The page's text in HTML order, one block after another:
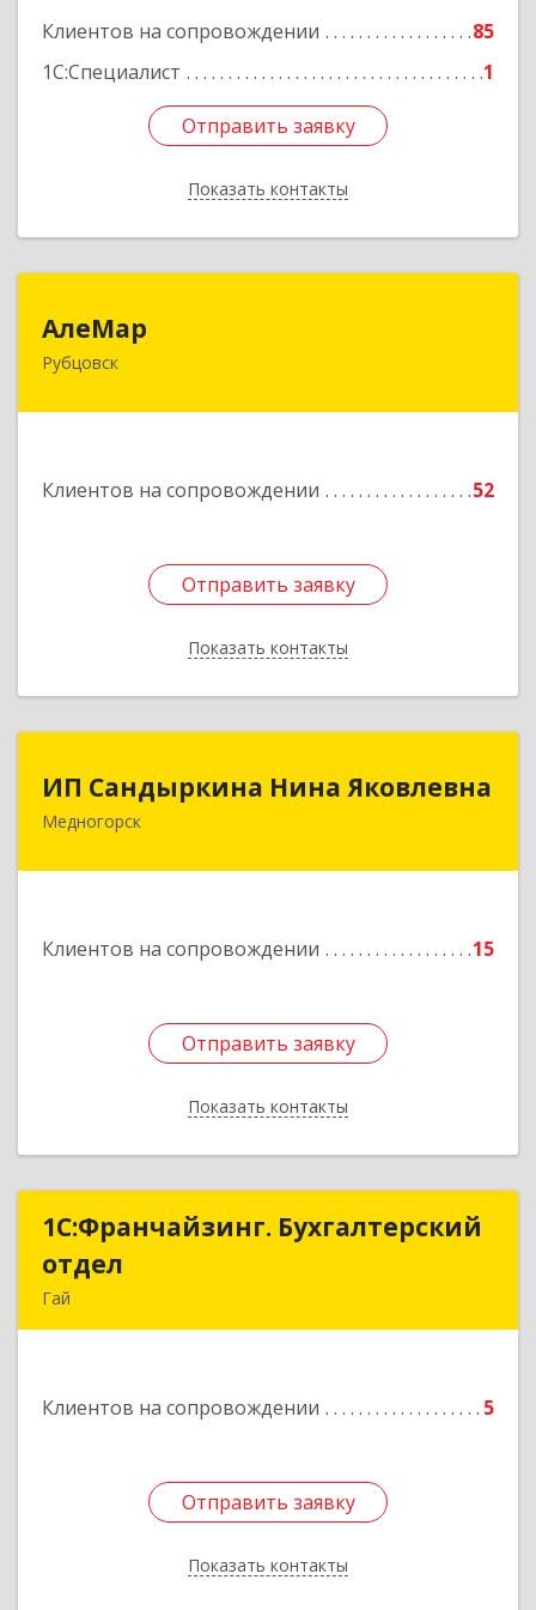
Клиентов на сопровождении
85
1С:Специалист
1
Отправить заявку
Показать контакты
Отправить заявку
Назад
АлеМар
Рубцовск
Клиентов на сопровождении 52
Отправить заявку
Показать контакты
Отправить заявку
Назад
ИП Сандыркина Нина Яковлевна
Медногорск
Клиентов на сопровождении 15
Отправить заявку
Показать контакты
462270, Оренбургская обл, Медногорск г,
Отправить заявку
Назад
1С:Франчайзинг. Бухгалтерский
отдел
Гай
Клиентов на сопровождении 5
Отправить заявку
Показать контакты
1С:Франчайзинг. Бухгалтерский
Подробнее
Отправить заявку
Назад